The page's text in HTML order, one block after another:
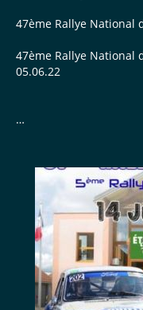
47ème Rallye National
47ème Rallye National
05.06.22
VHC
CLASS...